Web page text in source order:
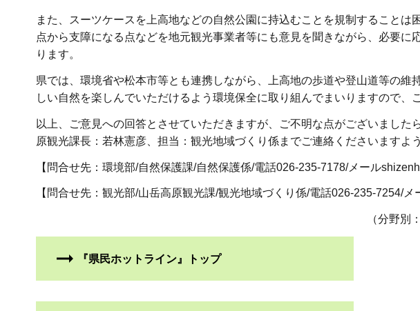
また、スーツケースを上高地などの自然公園に持込むことを規制すること
点から支障になる点などを地元観光事業者等にも意見を聞きながら、必要
ります。
県では、環境省や松本市等とも連携しながら、上高地の歩道や登山道等の
しい自然を楽しんでいただけるよう環境保全に取り組んでまいりますので、
以上、ご意見への回答とさせていただきますが、ご不明な点がございまし
原観光課長：若林憲彦、担当：観光地域づくり係までご連絡くださいますよ
【問合せ先：環境部/自然保護課/自然保護係/電話026-235-7178/メール
【問合せ先：観光部/山岳高原観光課/観光地域づくり係/電話026-235-7254/
（分野別
『県民ホットライン』トップ